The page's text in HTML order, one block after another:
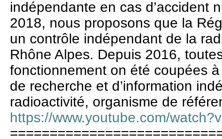
indépendante en cas d’accident
2018, nous proposons que la
un contrôle indépendant de la
Rhône Alpes. Depuis 2016,
fonctionnement on été coupées
de recherche et d’information
radioactivité, organisme de
https://www.youtube.com/